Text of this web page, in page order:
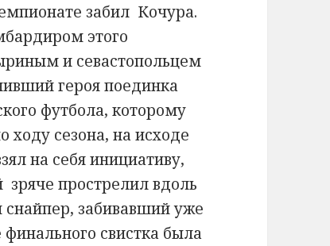
забил Кочура.
этого
и севастопольцем
героя поединка
футбола, которому
сезона, на исходе
на себя инициативу,
прострелил вдоль
забивавший уже
свистка была